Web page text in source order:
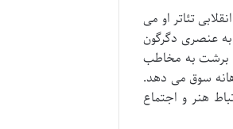
تئاتر او می
به عنصری دگرگون
برشت به مخاطب
سوق می دهد.
هنر و اجتماع